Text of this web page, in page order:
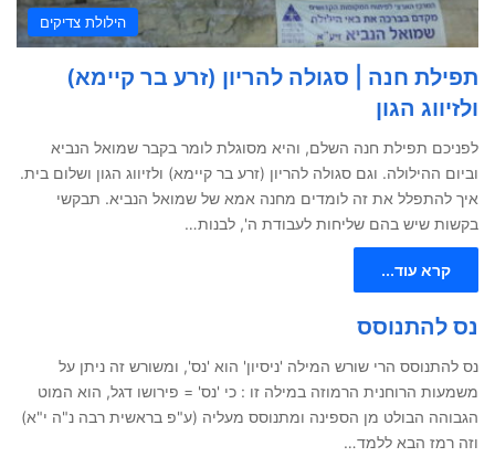
הילולת צדיקים
תפילת חנה | סגולה להריון (זרע בר קיימא)
ולזיווג הגון
לפניכם תפילת חנה השלם, והיא מסוגלת לומר בקבר שמואל הנביא
וביום ההילולה. וגם סגולה להריון (זרע בר קיימא) ולזיווג הגון ושלום בית.
איך להתפלל את זה לומדים מחנה אמא של שמואל הנביא. תבקשי
בקשות שיש בהם שליחות לעבודת ה', לבנות…
קרא עוד...
נס להתנוסס
נס להתנוסס הרי שורש המילה 'ניסיון' הוא 'נס', ומשורש זה ניתן על
משמעות הרוחנית הרמוזה במילה זו : כי 'נס' = פירושו דגל, הוא המוט
הגבוהה הבולט מן הספינה ומתנוסס מעליה (ע"פ בראשית רבה נ"ה י"א)
וזה רמז הבא ללמד…